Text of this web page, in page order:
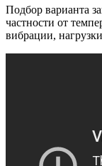
Подбор варианта
частности от
вибрации,